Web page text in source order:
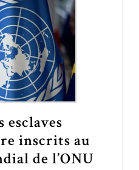
esclaves
inscrits au
de l’ONU